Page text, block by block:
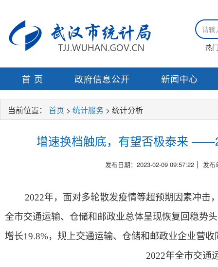
热
首 页 政府信息公开 新闻中心
当前位置： 首页 > 统计服务 > 统计分析
增速换档触底，有望否极泰来
发布日期：2023-02-09 09:57:22 | 发布
2022年，面对多轮散发疫情等超预期因素冲击
全市交通运输、仓储和邮政业总体呈现恢复回稳势
增长19.8%，规上交通运输、仓储和邮政业企业营收
2022年全市交通